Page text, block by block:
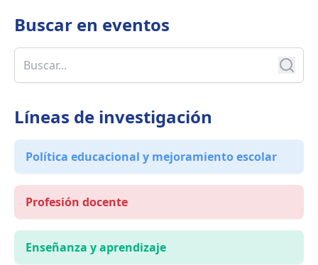
Buscar en eventos
Líneas de investigación
Política educacional y mejoramiento escolar
Profesión docente
Enseñanza y aprendizaje